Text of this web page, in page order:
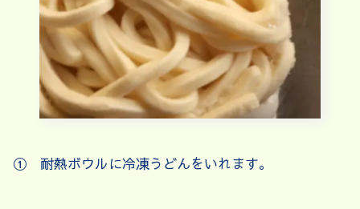
① 耐熱ボウルに冷凍うどんをいれます。